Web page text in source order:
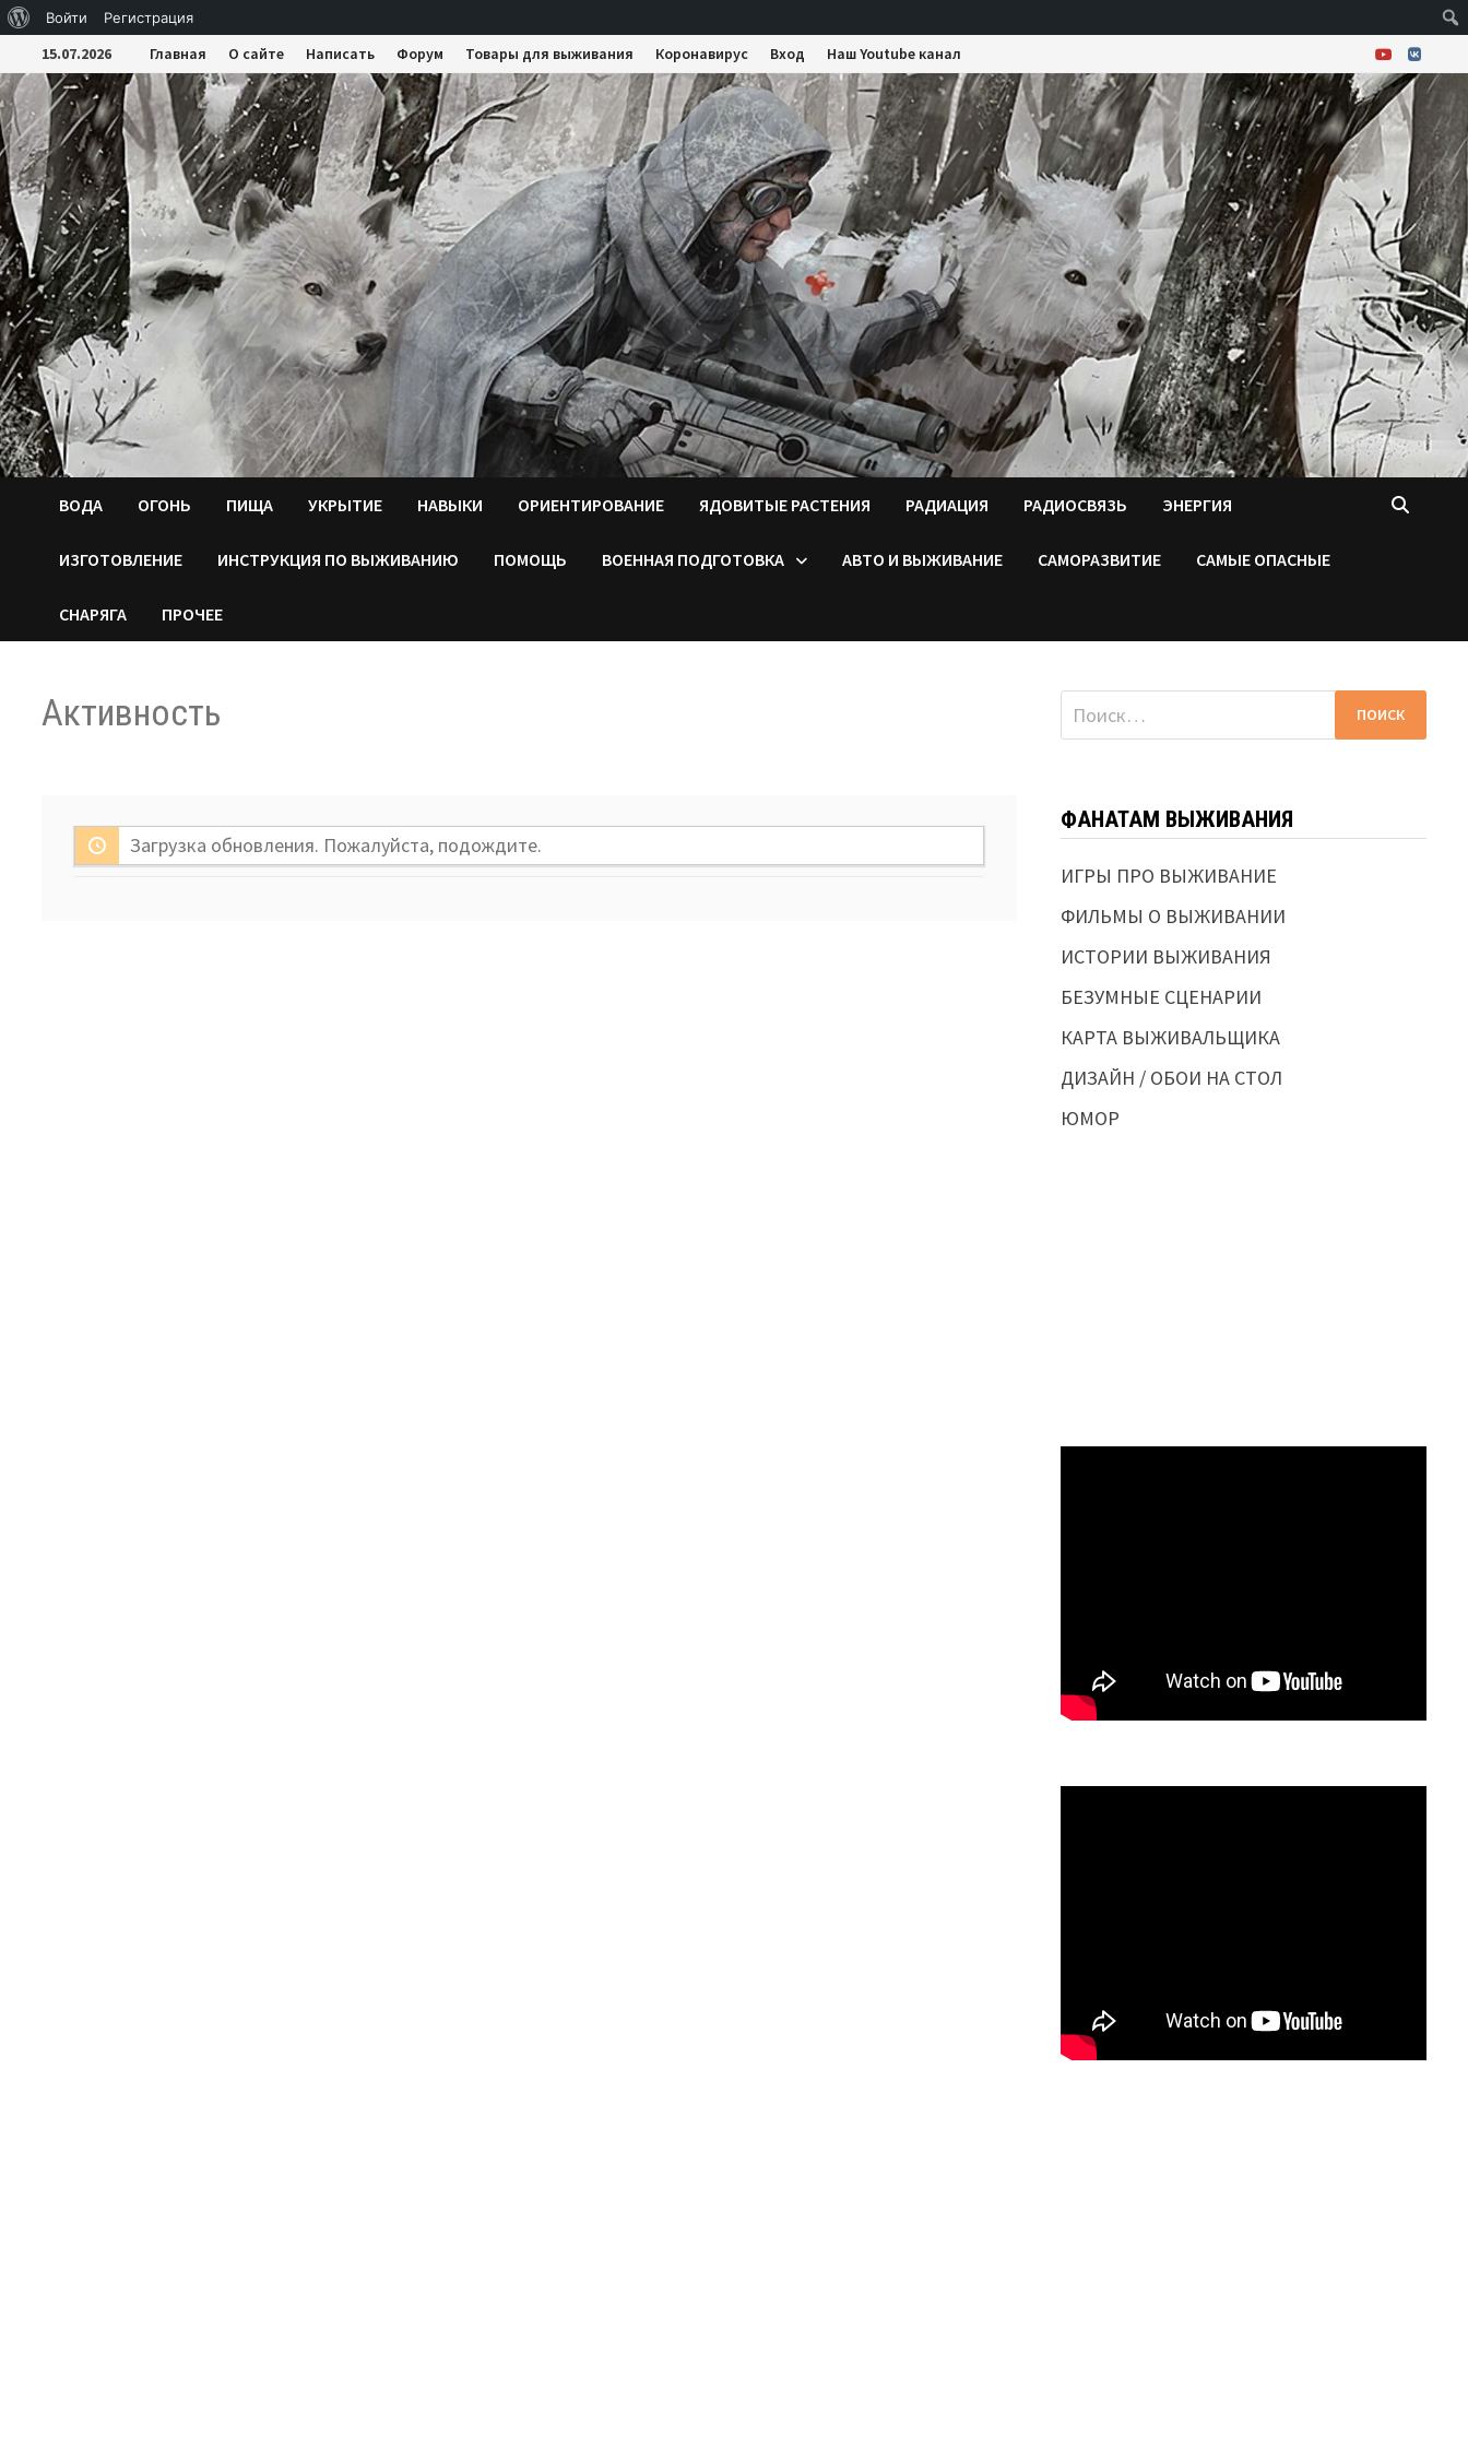
WordPress
Войти Регистрация
Перейти
к
содержимому
15.07.2026 Главная О сайте Написать Форум Товары для выживания Коронавирус Вход Наш Youtube канал
ВОДA ОГОНЬ ПИЩА УКРЫТИЕ НАВЫКИ ОРИЕНТИРОВАНИЕ ЯДОВИТЫЕ РАСТЕНИЯ РАДИАЦИЯ РАДИОСВЯЗЬ ЭНЕРГИЯ
ИЗГОТОВЛЕНИЕ ИНСТРУКЦИЯ ПО ВЫЖИВАНИЮ ПОМОЩЬ ВОЕННАЯ ПОДГОТОВКА АВТО И ВЫЖИВАНИЕ САМОРАЗВИТИЕ САМЫЕ ОПАСНЫЕ
СНАРЯГА ПРОЧЕЕ
Активность
Загрузка обновления. Пожалуйста, подождите.
Найти:
ФАНАТАМ ВЫЖИВАНИЯ
ИГРЫ ПРО ВЫЖИВАНИЕ
ФИЛЬМЫ О ВЫЖИВАНИИ
ИСТОРИИ ВЫЖИВАНИЯ
БЕЗУМНЫЕ СЦЕНАРИИ
КАРТА ВЫЖИВАЛЬЩИКА
ДИЗАЙН / ОБОИ НА СТОЛ
ЮМОР